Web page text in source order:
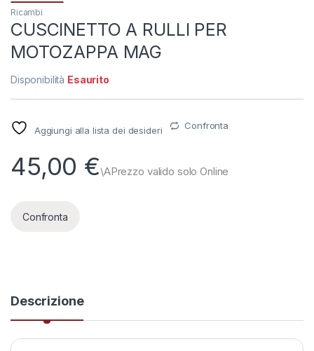
Ricambi
CUSCINETTO A RULLI PER
MOTOZAPPA MAG
Disponibilità Esaurito
Aggiungi alla lista dei desideri Confronta
45,00 €
Confronta
Descrizione